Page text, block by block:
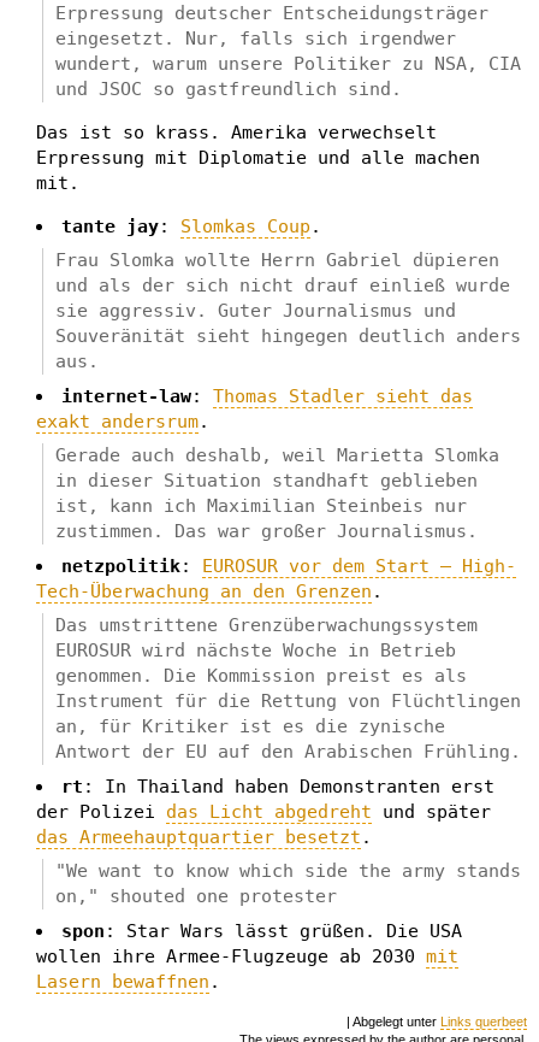
Erpressung deutscher Entscheidungsträger
eingesetzt. Nur, falls sich irgendwer
wundert, warum unsere Politiker zu NSA, CIA
und JSOC so gastfreundlich sind.
Das ist so krass. Amerika verwechselt
Erpressung mit Diplomatie und alle machen
mit.
tante jay: Slomkas Coup .
Frau Slomka wollte Herrn Gabriel düpieren
und als der sich nicht drauf einließ wurde
sie aggressiv. Guter Journalismus und
Souveränität sieht hingegen deutlich anders
aus.
internet-law: Thomas Stadler sieht das
exakt andersrum.
Gerade auch deshalb, weil Marietta Slomka
in dieser Situation standhaft geblieben
ist, kann ich Maximilian Steinbeis nur
zustimmen. Das war großer Journalismus.
netzpolitik: EUROSUR vor dem Start – High-
Tech-Überwachung an den Grenzen .
Das umstrittene Grenzüberwachungssystem
EUROSUR wird nächste Woche in Betrieb
genommen. Die Kommission preist es als
Instrument für die Rettung von Flüchtlingen
an, für Kritiker ist es die zynische
Antwort der EU auf den Arabischen Frühling.
rt : In Thailand haben Demonstranten erst
der Polizei das Licht abgedreht und später
das Armeehauptquartier besetzt .
"We want to know which side the army stands
on," shouted one protester
spon : Star Wars lässt grüßen. Die USA
wollen ihre Armee-Flugzeuge ab 2030 mit
Lasern bewaffnen .
| Abgelegt unter Links querbeet
The views expressed by the author are personal.